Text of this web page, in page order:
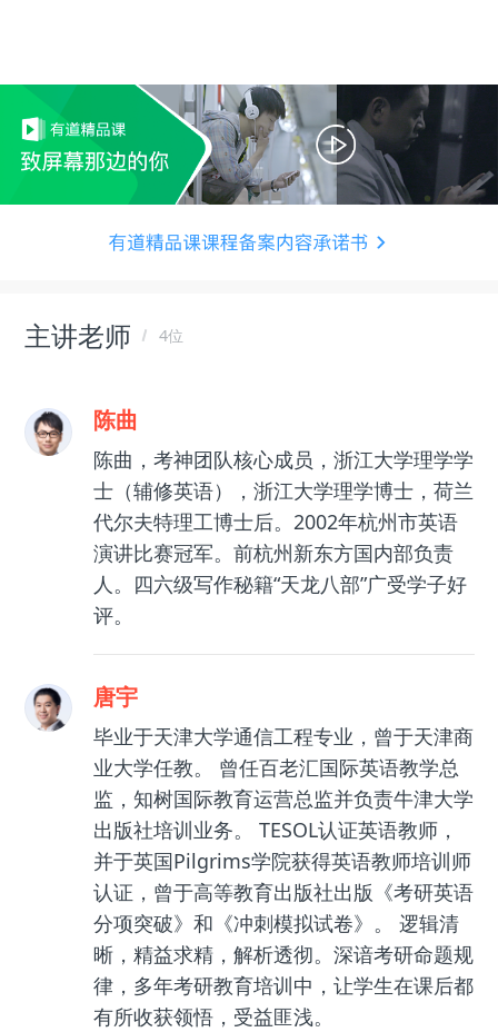
主讲老师 4位
陈曲
陈曲，考神团队核心成员，浙江大学理学学
士（辅修英语），浙江大学理学博士，荷兰
代尔夫特理工博士后。2002年杭州市英语
演讲比赛冠军。前杭州新东方国内部负责
人。四六级写作秘籍“天龙八部”广受学子好
评。
唐宇
毕业于天津大学通信工程专业，曾于天津商
业大学任教。 曾任百老汇国际英语教学总
监，知树国际教育运营总监并负责牛津大学
出版社培训业务。 TESOL认证英语教师，
并于英国Pilgrims学院获得英语教师培训师
认证，曾于高等教育出版社出版《考研英语
分项突破》和《冲刺模拟试卷》。 逻辑清
晰，精益求精，解析透彻。深谙考研命题规
律，多年考研教育培训中，让学生在课后都
有所收获领悟，受益匪浅。